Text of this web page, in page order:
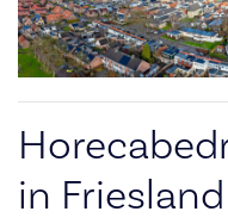
in Friesland